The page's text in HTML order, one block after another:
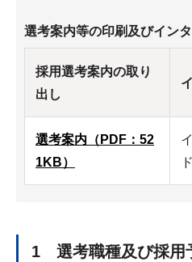
選考案内等の印刷及びイン
採用選考案内の取り
出し
選考案内（PDF：52
1KB）
1 選考職種及び採用